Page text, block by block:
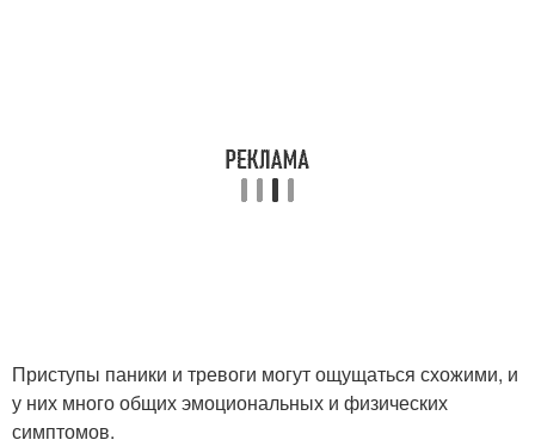
Приступы паники и тревоги могут ощущаться схожими, и
у них много общих эмоциональных и физических
симптомов.